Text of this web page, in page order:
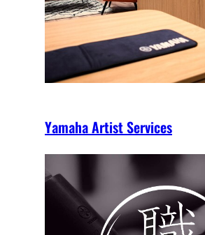
Yamaha Artist Services